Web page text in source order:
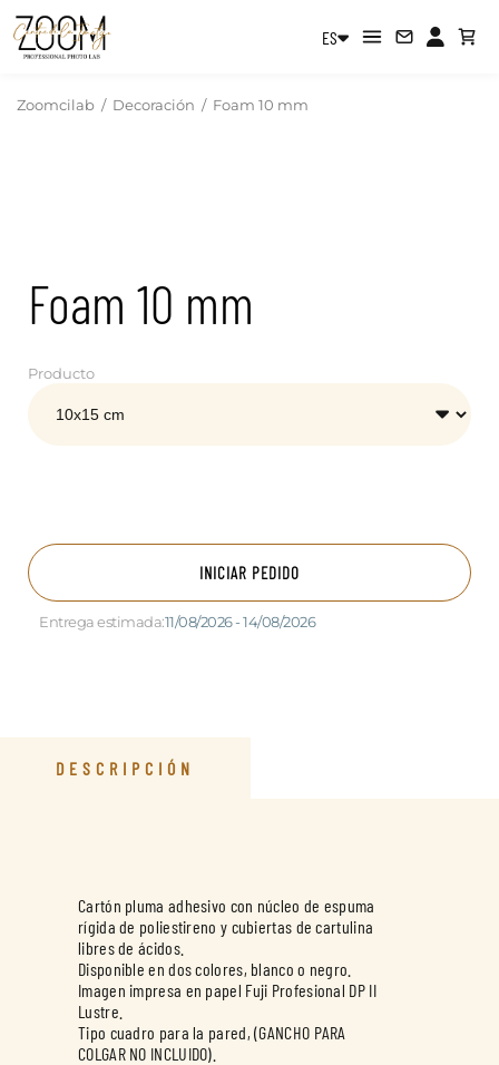
ES
Zoomcilab / Decoración / Foam 10 mm
Foam 10 mm
Producto
INICIAR PEDIDO
Entrega estimada:11/08/2026 - 14/08/2026
DESCRIPCIÓN
Cartón pluma adhesivo con núcleo de espuma
rígida de poliestireno y cubiertas de cartulina
libres de ácidos.
Disponible en dos colores, blanco o negro.
Imagen impresa en papel Fuji Profesional DP II
Lustre.
Tipo cuadro para la pared, (GANCHO PARA
COLGAR NO INCLUIDO).